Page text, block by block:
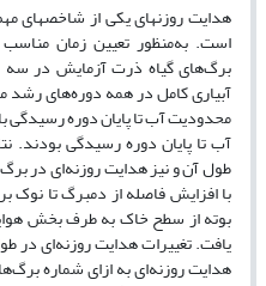
هدایت روزنه‏ای یکی از شاخص‏های
است. به‌منظور تعیین زمان مناسب
برگ‌های گیاه ذرت آزمایش در
آبیاری کامل در همه دوره‌های رشد
محدودیت آب تا پایان دوره رسیدگی
آب تا پایان دوره رسیدگی بودند.
طول آن و نیز هدایت روزنه‌ای در
با افزایش فاصله از دمبرگ تا
بوته از سطح خاک به طرف بخش
یافت. تغییرات هدایت روزنه‌ای در
هدایت روزنه‌ای به ازای شماره